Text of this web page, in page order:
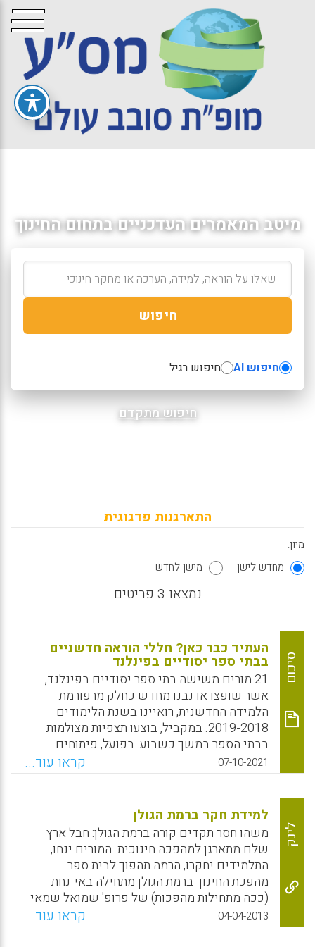
מיטב המאמרים העדכניים בתחום החינוך
חיפוש
חיפוש AI חיפוש רגיל
חיפוש מתקדם
התארגנות פדגוגית
מיון:
מחדש לישן
מישן לחדש
נמצאו 3 פריטים
סיכום
העתיד כבר כאן? חללי הוראה חדשניים
בבתי ספר יסודיים בפינלנד
21 מורים משישה בתי ספר יסודיים בפינלנד,
אשר שופצו או נבנו מחדש כחלק מרפורמת
הלמידה החדשנית, רואיינו בשנת הלימודים
2019-2018. במקביל, בוצעו תצפיות מצולמות
בבתי הספר במשך כשבוע. בפועל, פיתוחים
פדגוגיים חדשניים מאתגרים את המורים
ומאלצים אותם לשתף פעולה בדרכים שלא
הכירו, לסגל לעצמם שיטות הוראה מתקדמות,
להתאים מחדש את מערכי השיעור, לקבל על
עצמם תחומי אחריות נוספים ולשדרג את
האוריינטציה הטכנולוגית.
WhatsApp
Facebook
Email
X
07-10-2021 קראו עוד...
לינק
למידת חקר ברמת הגולן
משהו חסר תקדים קורה ברמת הגולן: חבל ארץ
שלם מתארגן למהפכה חינוכית. המורים ינחו,
התלמידים יחקרו, הרמה תהפוך לבית ספר .
מהפכת החינוך ברמת הגולן מתחילה באי־נחת
(ככה מתחילות מהפכות) של פרופ' שמואל שמאי
מהמכון לחקר הגולן ומהחוג לחינוך של מכללת תל
חי. הסטודנטים שהוא פגש בשני המקומות האלה
04-04-2013 קראו עוד...